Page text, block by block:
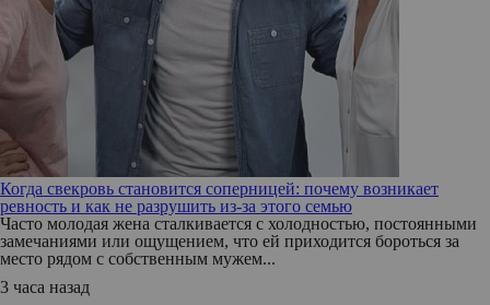
Когда свекровь становится соперницей: почему возникает
ревность и как не разрушить из-за этого семью
Часто молодая жена сталкивается с холодностью, постоянными
замечаниями или ощущением, что ей приходится бороться за
место рядом с собственным мужем...
3 часа назад